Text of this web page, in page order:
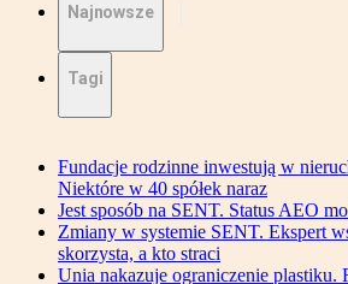
Najnowsze
Tagi
Fundacje rodzinne inwestują w
Niektóre w 40 spółek naraz
Jest sposób na SENT. Status AEO
Zmiany w systemie SENT. Ekspert
skorzysta, a kto straci
Unia nakazuje ograniczenie plastiku.